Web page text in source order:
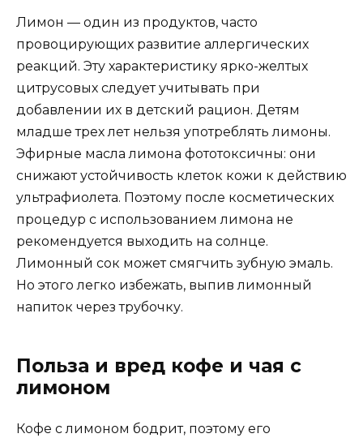
Лимон — один из продуктов, часто
провоцирующих развитие аллергических
реакций. Эту характеристику ярко-желтых
цитрусовых следует учитывать при
добавлении их в детский рацион. Детям
младше трех лет нельзя употреблять лимоны.
Эфирные масла лимона фототоксичны: они
снижают устойчивость клеток кожи к действию
ультрафиолета. Поэтому после косметических
процедур с использованием лимона не
рекомендуется выходить на солнце.
Лимонный сок может смягчить зубную эмаль.
Но этого легко избежать, выпив лимонный
напиток через трубочку.
Польза и вред кофе и чая с
лимоном
Кофе с лимоном бодрит, поэтому его